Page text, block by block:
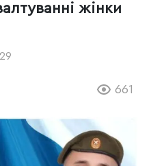
жінки
661